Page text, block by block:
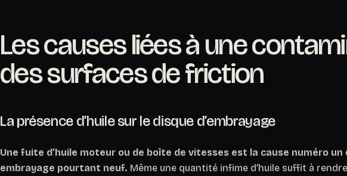
Les causes liées à une
des surfaces de friction
La présence d’huile sur le disque d’embrayage
Une fuite d’huile moteur ou de boîte de vitesses est la cause numéro
embrayage pourtant neuf. Même une quantité infime d’huile suffit à